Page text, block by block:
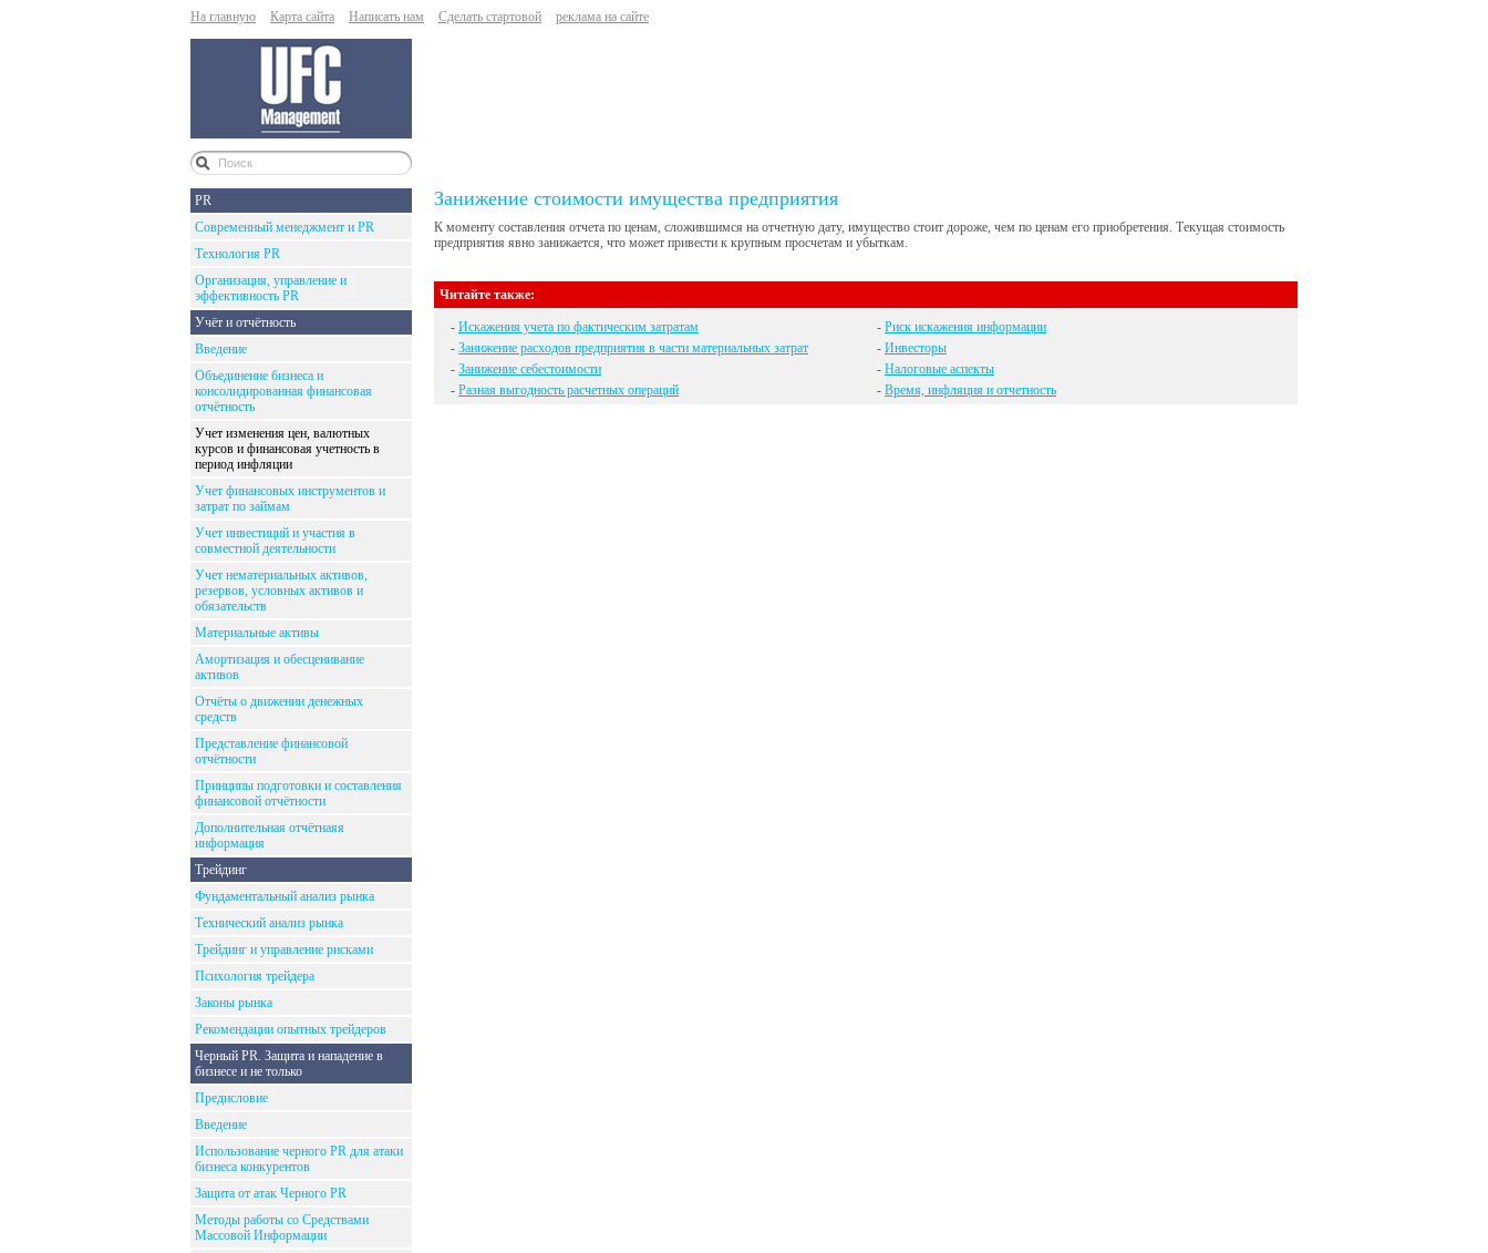
На главную Карта сайта Написать нам Сделать стартовой реклама на сайте
PR
Современный менеджмент и PR
Технология PR
Организация, управление и
эффективность PR
Учёт и отчётность
Введение
Объединение бизнеса и
консолидированная финансовая
отчётность
Учет изменения цен, валютных
курсов и финансовая учетность в
период инфляции
Учет финансовых инструментов и
затрат по займам
Учет инвестиций и участия в
совместной деятельности
Учет нематериальных активов,
резервов, условных активов и
обязательств
Материальные активы
Амортизация и обесценивание
активов
Отчёты о движении денежных
средств
Представление финансовой
отчётности
Принципы подготовки и составления
финансовой отчётности
Дополнительная отчётнаяя
информация
Трейдинг
Фундаментальный анализ рынка
Технический анализ рынка
Трейдинг и управление рисками
Психология трейдера
Законы рынка
Рекомендации опытных трейдеров
Черный PR. Защита и нападение в
бизнесе и не только
Предисловие
Введение
Использование черного PR для атаки
бизнеса конкурентов
Защита от атак Черного PR
Методы работы со Средствами
Массовой Информации
Занижение стоимости имущества предприятия
К моменту составления отчета по ценам, сложившимся на отчетную дату, имущество стоит дороже, чем по ценам его приобретения. Текущая стоимость
предприятия явно занижается, что может привести к крупным просчетам и убыткам.
Читайте также:
- Искажения учета по фактическим затратам
- Занижение расходов предприятия в части материальных затрат
- Занижение себестоимости
- Разная выгодность расчетных операций
- Риск искажения информации
- Инвесторы
- Налоговые аспекты
- Время, инфляция и отчетность